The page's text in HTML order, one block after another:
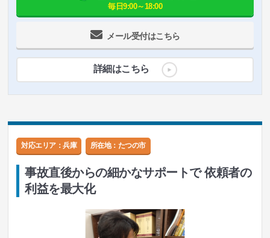
メール受付はこちら
毎日9:00～18:00
詳細はこちら
対応エリア：兵庫 所在地： たつの市
事故直後からの細かなサポートで 依頼者の
利益を最大化